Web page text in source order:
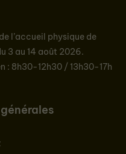
l’accueil physique de
3 au 14 août 2026.
: 8h30-12h30 / 13h30-17h